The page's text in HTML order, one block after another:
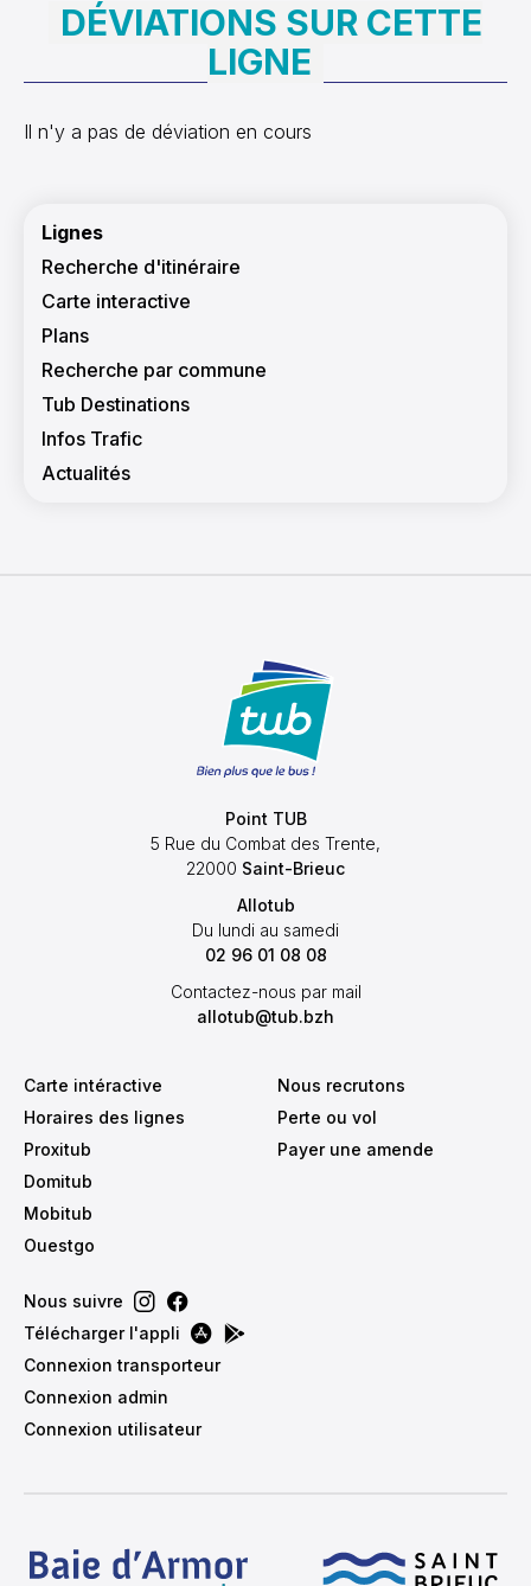
Navigation principale
Lignes
Recherche d'itinéraire
Carte interactive
Plans
Recherche par commune
Tub Destinations
Infos Trafic
Actualités
DÉVIATIONS SUR CETTE
LIGNE
Il n'y a pas de déviation en cours
Point TUB
5 Rue du Combat des Trente,
22000 Saint-Brieuc
Allotub
Du lundi au samedi
02 96 01 08 08
Contactez-nous par mail
allotub@tub.bzh
Carte intéractive
Horaires des lignes
Proxitub
Domitub
Mobitub
Ouestgo
Nous recrutons
Perte ou vol
Payer une amende
Nous suivre
Télécharger l'appli
Connexion transporteur
Connexion admin
Connexion utilisateur